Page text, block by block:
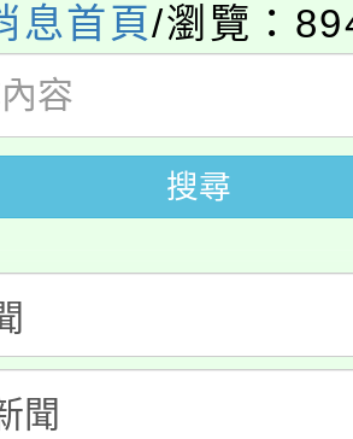
)教師甄選結果(
校115學年度第
)教師甄選結果(
國文化大學推廣
》溝通分析基
諮商輔導、社會
生報名參加。
栗縣政府辦理
校園短影音徵選
簡章及活動海報
名參加。
115學年度學生
市補助參觀特色
動實施計畫」
度「教育部表揚
推展貢獻獎」
息首頁/瀏覽：
搜尋